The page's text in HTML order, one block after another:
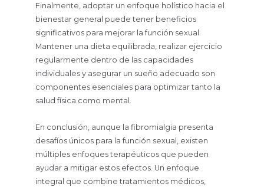
Finalmente, adoptar un enfoque holístico hacia el
bienestar general puede tener beneficios
significativos para mejorar la función sexual.
Mantener una dieta equilibrada, realizar ejercicio
regularmente dentro de las capacidades
individuales y asegurar un sueño adecuado son
componentes esenciales para optimizar tanto la
salud física como mental.
En conclusión, aunque la fibromialgia presenta
desafíos únicos para la función sexual, existen
múltiples enfoques terapéuticos que pueden
ayudar a mitigar estos efectos. Un enfoque
integral que combine tratamientos médicos,